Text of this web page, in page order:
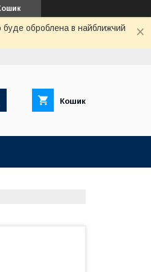
буде оброблена в найближчий
Кошик